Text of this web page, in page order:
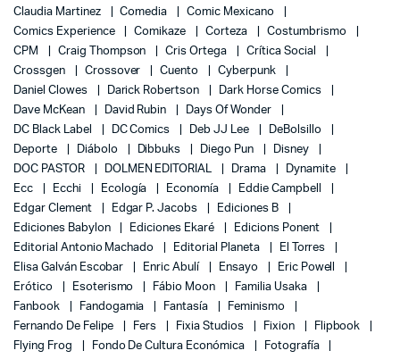
Claudia Martinez
Comedia
Comic Mexicano
Comics Experience
Comikaze Corteza
Costumbrismo
CPM
Craig Thompson Cris Ortega
Crítica Social
Crossgen
Crossover Cuento
Cyberpunk
Daniel Clowes
Darick Robertson
Dark Horse Comics
Dave McKean
David Rubin
Days Of Wonder
DC Black Label
DC Comics Deb JJ Lee
DeBolsillo
Deporte
Diábolo Dibbuks Diego Pun
Disney
DOC PASTOR
DOLMEN EDITORIAL Drama
Dynamite
Ecc
Ecchi Ecología Economía
Eddie Campbell
Edgar Clement
Edgar P. Jacobs
Ediciones B
Ediciones Babylon
Ediciones Ekaré
Edicions Ponent
Editorial Antonio Machado
Editorial Planeta
El Torres
Elisa Galván Escobar
Enric Abulí Ensayo
Eric Powell
Erótico
Esoterismo Fábio Moon
Familia Usaka
Fanbook
Fandogamia Fantasía
Feminismo
Fernando De Felipe
Fers Fixia Studios Fixion
Flipbook
Flying Frog
Fondo De Cultura Económica
Fotografía